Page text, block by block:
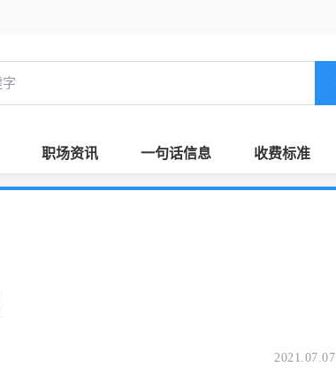
职场资讯 一句话信息 收费标准
2021.07.07